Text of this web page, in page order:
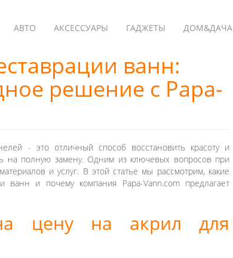
АВТО АКСЕССУАРЫ ГАДЖЕТЫ ДОМ&ДАЧА
ванн:
решение с Papa-
- это отличный способ восстановить красоту и
на полную замену. Одним из ключевых вопросов при
и услуг. В этой статье мы рассмотрим, какие
и почему компания Papa-Vann.com предлагает
цену на акрил для